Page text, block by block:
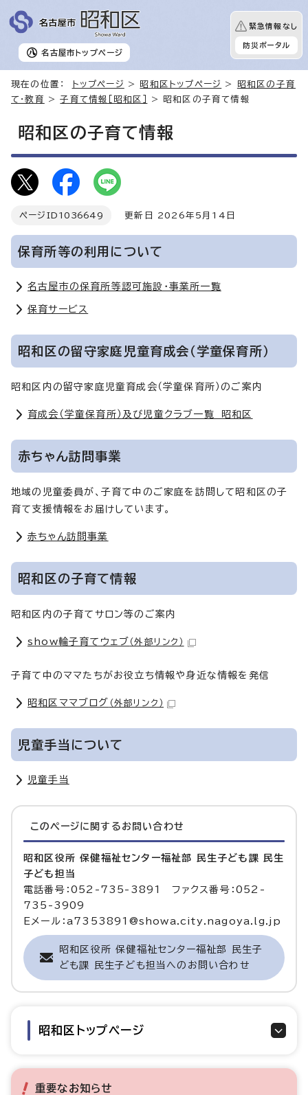
名古屋市 トップページ
緊急情報なし
防災ポータル
現在の位置： トップページ > 昭和区トップページ >
昭和区の子育
て・教育
>子育て情報［昭和区］ > 昭和区の子育て情報
昭和区の子育て情報
ページID 1036649 更新日 2026年5月14日
保育所等の利用について
名古屋市の保育所等認可施設・事業所一覧
保育サービス
昭和区の留守家庭児童育成会（学童保育所）
昭和区内の留守家庭児童育成会（学童保育所）のご案内
育成会（学童保育所）及び児童クラブ一覧 昭和区
赤ちゃん訪問事業
地域の児童委員が、子育て中のご家庭を訪問して昭和区の子
育て支援情報をお届けしています。
赤ちゃん訪問事業
昭和区の子育て情報
昭和区内の子育てサロン等のご案内
show輪子育てウェブ （外部リンク）
子育て中のママたちがお役立ち情報や身近な情報を発信
昭和区ママブログ （外部リンク）
児童手当について
児童手当
このページに関する お問い合わせ
昭和区役所 保健福祉センター福祉部 民生子ども課 民生
子ども担当
電話番号：052-735-3891 ファクス番号：052-
735-3909
Eメール：a7353891@showa.city.nagoya.lg.jp
昭和区役所 保健福祉センター福祉部 民生子
ども課 民生子ども担当へのお問い合わせ
昭和区トップページ
重要なお知らせ